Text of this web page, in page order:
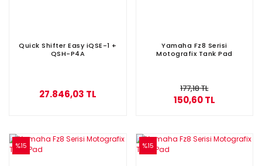
Quick Shifter Easy iQSE-1 +
QSH-P4A
27.846,03 TL
Yamaha Fz8 Serisi
Motografix Tank Pad
177,18 TL
150,60 TL
%15 %15